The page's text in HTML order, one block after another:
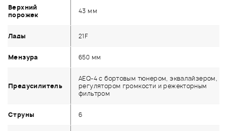
Верхний
порожек
43 мм
Лады 21F
Мензура 650 мм
Предусилитель
AEQ-4 с бортовым тюнером, эквалайзером,
регулятором громкости и режекторным
фильтром
Струны 6